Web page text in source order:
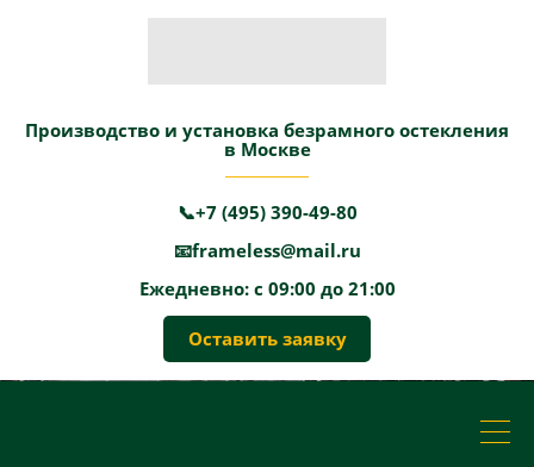
Производство и установка безрамного остекления
в Москве
📞+7 (495) 390-49-80
📧frameless@mail.ru
Ежедневно: с 09:00 до 21:00
Оставить заявку